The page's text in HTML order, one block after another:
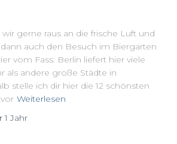
gerne raus an die frische Luft und
auch den Besuch im Biergarten
vom Fass. Berlin liefert hier viele
als andere große Städte in
stelle ich dir hier die 12 schönsten
Weiterlesen
1 Jahr